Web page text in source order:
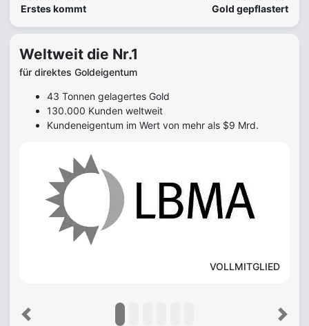
Erstes kommt
Gold gepflastert
Weltweit die Nr.1
für direktes Goldeigentum
43 Tonnen gelagertes Gold
130.000 Kunden weltweit
Kundeneigentum im Wert von mehr als $9 Mrd.
VOLLMITGLIED
Previous Next